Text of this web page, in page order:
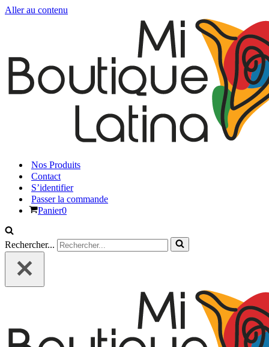
Aller au contenu
Nos Produits
Contact
S’identifier
Passer la commande
Panier0
Rechercher...